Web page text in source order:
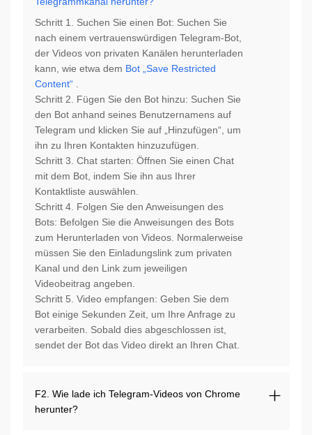
Schritt 1. Suchen Sie einen Bot: Suchen Sie
nach einem vertrauenswürdigen Telegram-Bot,
der Videos von privaten Kanälen herunterladen
kann, wie etwa dem Bot „Save Restricted
Content“ .
Schritt 2. Fügen Sie den Bot hinzu: Suchen Sie
den Bot anhand seines Benutzernamens auf
Telegram und klicken Sie auf „Hinzufügen“, um
ihn zu Ihren Kontakten hinzuzufügen.
Schritt 3. Chat starten: Öffnen Sie einen Chat
mit dem Bot, indem Sie ihn aus Ihrer
Kontaktliste auswählen.
Schritt 4. Folgen Sie den Anweisungen des
Bots: Befolgen Sie die Anweisungen des Bots
zum Herunterladen von Videos. Normalerweise
müssen Sie den Einladungslink zum privaten
Kanal und den Link zum jeweiligen
Videobeitrag angeben.
Schritt 5. Video empfangen: Geben Sie dem
Bot einige Sekunden Zeit, um Ihre Anfrage zu
verarbeiten. Sobald dies abgeschlossen ist,
sendet der Bot das Video direkt an Ihren Chat.
F2. Wie lade ich Telegram-Videos von Chrome
herunter?